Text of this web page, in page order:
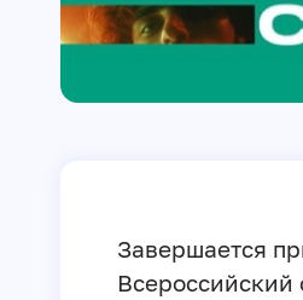
Завершается
Всероссийский